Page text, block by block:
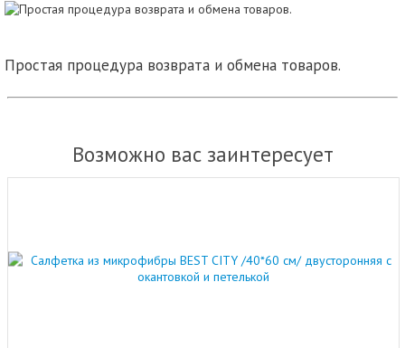
Простая процедура возврата и обмена товаров.
Возможно вас заинтересует